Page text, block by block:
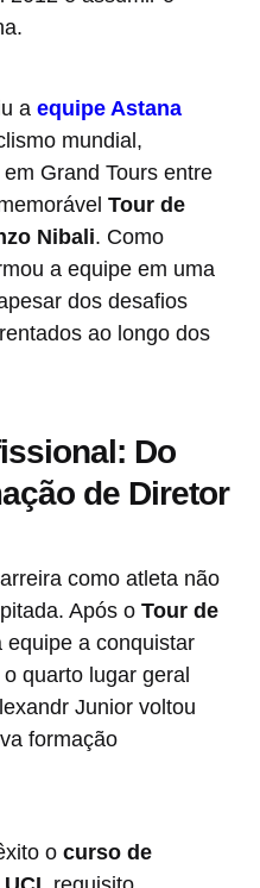
a equipe Astana
mundial,
Grand Tours entre
Tour de
Nibali. Como
a equipe em uma
dos desafios
ao longo dos
Do
de Diretor
como atleta não
Após o Tour de
equipe a conquistar
quarto lugar geral
Junior voltou
formação
o curso de